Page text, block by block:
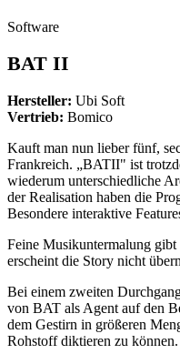
Software
BAT II
Hersteller: Ubi Soft
Vertrieb: Bomico
Kauft man nun lieber fünf,
Frankreich. „BATII" ist
wiederum unterschiedliche
der Realisation haben die
Besondere interaktive
Feine Musikuntermalung gibt
erscheint die Story nicht
Bei einem zweiten
von BAT als Agent auf den
dem Gestirn in größeren
Rohstoff diktieren zu können.